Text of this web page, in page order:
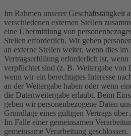
Im Rahmen unserer Geschäftstätigkeit
verschiedenen externen Stellen
eine Übermittlung von
Stellen erforderlich. Wir geben
an externe Stellen weiter, wenn dies im
Vertragserfüllung erforderlich ist,
verpflichtet sind (z. B. Weitergabe von
wenn wir ein berechtigtes Interesse
an der Weitergabe haben oder wenn
die Datenweitergabe erlaubt. Beim
geben wir personenbezogene Daten
Grundlage eines gültigen Vertrags
Im Falle einer gemeinsamen
gemeinsame Verarbeitung geschlossen.